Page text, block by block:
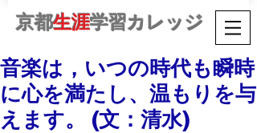
京都生涯学習カレッジ
音楽は，いつの時代も瞬時
に心を満たし、温もりを与
えます。 (文：清水)